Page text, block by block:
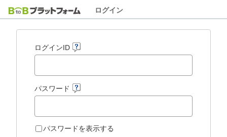
ログイン
ログインID
パスワード
パスワードを表示する